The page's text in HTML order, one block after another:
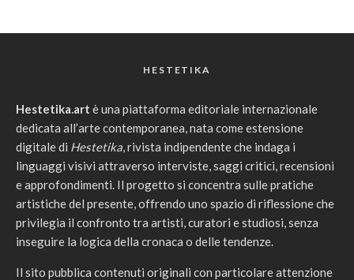
HESTETIKA
Hestetika.art è una piattaforma editoriale internazionale
dedicata all’arte contemporanea, nata come estensione
digitale di Hestetika, rivista indipendente che indaga i
linguaggi visivi attraverso interviste, saggi critici, recensioni
e approfondimenti. Il progetto si concentra sulle pratiche
artistiche del presente, offrendo uno spazio di riflessione che
privilegia il confronto tra artisti, curatori e studiosi, senza
inseguire la logica della cronaca o delle tendenze.
Il sito pubblica contenuti originali con particolare attenzione